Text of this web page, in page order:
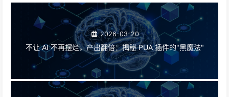
2026-03-20
不让 AI 不再摆烂，产出翻倍：揭秘 PUA 插件的"黑魔法"